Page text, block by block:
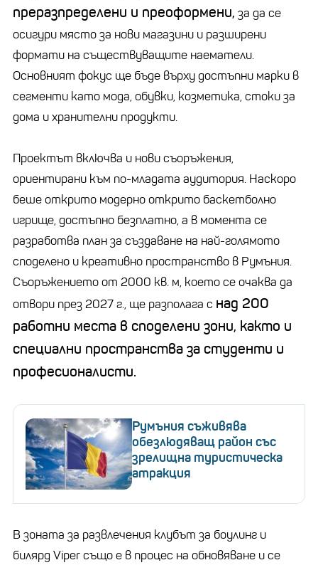
преразпределени и преоформени, за да се
осигури място за нови магазини и разширени
формати на съществуващите наематели.
Основният фокус ще бъде върху достъпни марки в
сегменти като мода, обувки, козметика, стоки за
дома и хранителни продукти.
Проектът включва и нови съоръжения,
ориентирани към по-младата аудитория. Наскоро
беше открито модерно открито баскетболно
игрище, достъпно безплатно, а в момента се
разработва план за създаване на най-голямото
споделено и креативно пространство в Румъния.
Съоръжението от 2000 кв. м, което се очаква да
отвори през 2027 г., ще разполага с над 200
работни места в споделени зони, както и
специални пространства за студенти и
професионалисти.
Румъния съживява
обезлюдяващ район със
зрелищна туристическа
атракция
В зоната за развлечения клубът за боулинг и
билярд Viper също е в процес на обновяване и се